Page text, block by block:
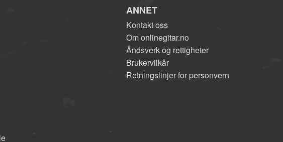
ANNET
Kontakt oss
Om onlinegitar.no
Åndsverk og rettigheter
Brukervilkår
Retningslinjer for personvern